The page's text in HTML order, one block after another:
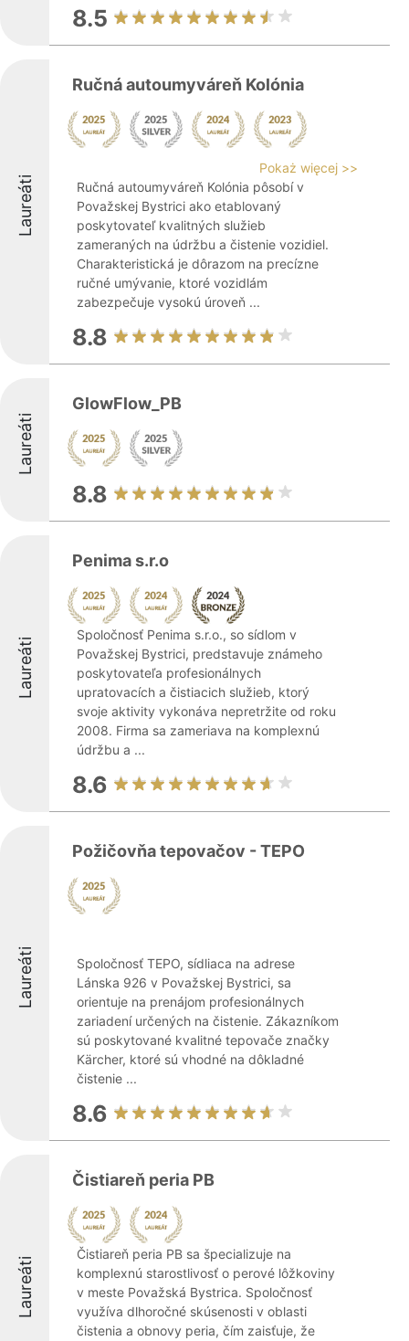
8.5
Laureáti
Ručná autoumyváreň Kolónia
Pokaż więcej >>
Ručná autoumyváreň Kolónia pôsobí v
Považskej Bystrici ako etablovaný
poskytovateľ kvalitných služieb
zameraných na údržbu a čistenie vozidiel.
Charakteristická je dôrazom na precízne
ručné umývanie, ktoré vozidlám
zabezpečuje vysokú úroveň ...
8.8
Laureáti
GlowFlow_PB
8.8
Laureáti
Penima s.r.o
Spoločnosť Penima s.r.o., so sídlom v
Považskej Bystrici, predstavuje známeho
poskytovateľa profesionálnych
upratovacích a čistiacich služieb, ktorý
svoje aktivity vykonáva nepretržite od roku
2008. Firma sa zameriava na komplexnú
údržbu a ...
8.6
Laureáti
Požičovňa tepovačov - TEPO
Spoločnosť TEPO, sídliaca na adrese
Lánska 926 v Považskej Bystrici, sa
orientuje na prenájom profesionálnych
zariadení určených na čistenie. Zákazníkom
sú poskytované kvalitné tepovače značky
Kärcher, ktoré sú vhodné na dôkladné
čistenie ...
8.6
Laureáti
Čistiareň peria PB
Čistiareň peria PB sa špecializuje na
komplexnú starostlivosť o perové lôžkoviny
v meste Považská Bystrica. Spoločnosť
využíva dlhoročné skúsenosti v oblasti
čistenia a obnovy peria, čím zaisťuje, že